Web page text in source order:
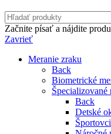
Začnite písať a nájdite
Zavrieť
Meranie zraku
Back
Biometrické
Špecializované
Back
Detské
Športovci